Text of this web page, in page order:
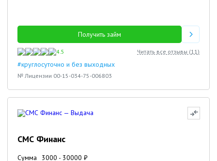
Получить займ
4.5 Читать все отзывы (11)
#круглосуточно и без выходных
№ Лицензии 00-15-034-75-006803
СМС Финанс
Сумма 3000 - 30000 ₽